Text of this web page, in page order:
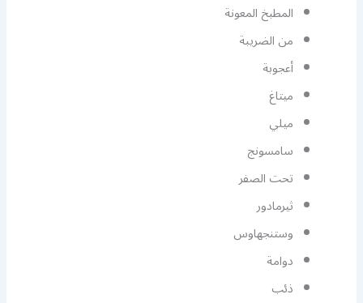
المطبخ المعونة
من الضريبة
أعجوبة
ميتاغ
ميلي
سامسونج
تحت الصفر
ثيرمادور
وستنجهاوس
دوامة
ذئب